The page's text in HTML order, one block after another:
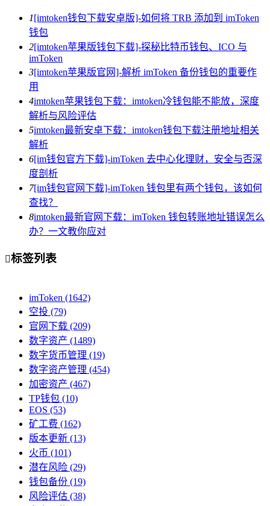
1[imtoken钱包下载安卓版]-如何将 TRB 添加到 imToken
钱包
2[imtoken苹果版钱包下载]-探秘比特币钱包、ICO 与
imToken
3[imtoken苹果版官网]-解析 imToken 备份钱包的重要作
用
4imtoken苹果钱包下载：imtoken冷钱包能不能放，深度
解析与风险评估
5imtoken最新安卓下载：imtoken钱包下载注册地址相关
解析
6[im钱包官方下载]-imToken 去中心化理财，安全与否深
度剖析
7[im钱包官网下载]-imToken 钱包里有两个钱包，该如何
查找？
8imtoken最新官网下载：imToken 钱包转账地址错误怎么
办？一文教你应对
标签列表
imToken (1642)
空投 (79)
官网下载 (209)
数字资产 (1489)
数字货币管理 (19)
数字资产管理 (454)
加密资产 (467)
TP钱包 (10)
EOS (53)
矿工费 (162)
版本更新 (13)
火币 (101)
潜在风险 (29)
钱包备份 (19)
风险评估 (38)